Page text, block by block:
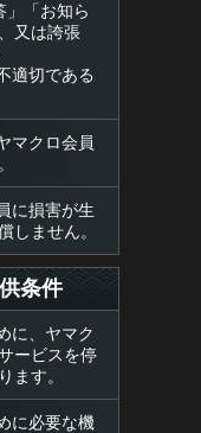
」「お知ら
又は誇張
適切である
マクロ会員
に損害が生
しません。
条件
に、ヤマク
ービスを停
ます。
に必要な機